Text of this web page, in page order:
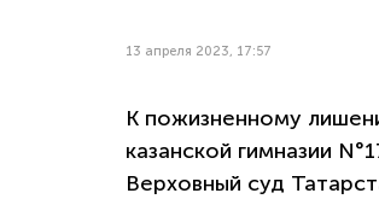
13 апреля 2023, 17:57
К пожизненному
казанской гимназии
Верховный суд